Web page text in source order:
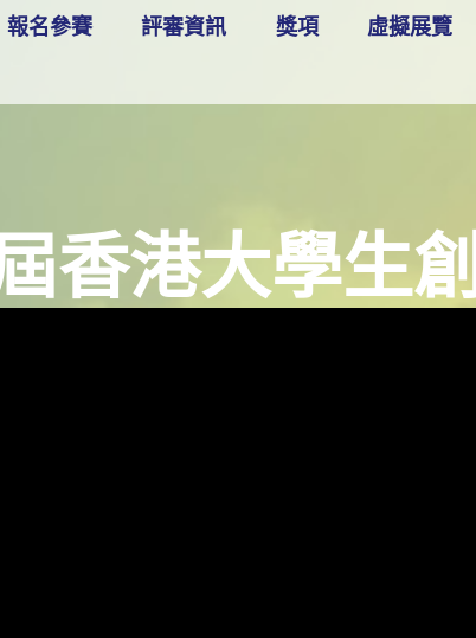
報名參賽 評審資訊 獎項 虛擬展覽
香港大學生